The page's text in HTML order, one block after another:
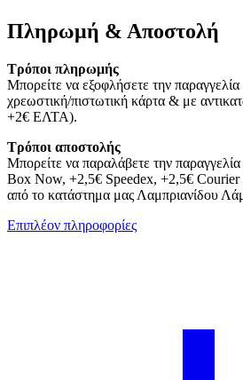
Πληρωμή & Αποστολή
Τρόποι πληρωμής
Μπορείτε να εξοφλήσετε την
χρεωστική/πιστωτική κάρτα & με
+2€ ΕΛΤΑ).
Τρόποι αποστολής
Μπορείτε να παραλάβετε την
Box Now, +2,5€ Speedex, +2,5€
από το κατάστημα μας Λαμπριανίδου
Επιπλέον πληροφορίες